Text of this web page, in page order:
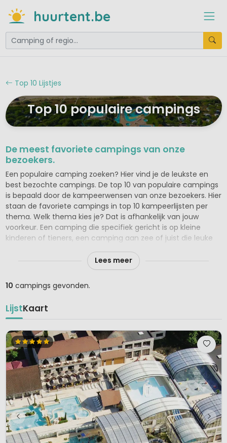
huurtent.be
Top 10 Lijstjes
Top 10 populaire campings
De meest favoriete campings van onze
bezoekers.
Een populaire camping zoeken? Hier vind je de leukste en
best bezochte campings. De top 10 van populaire campings
is bepaald door de kampeerwensen van onze bezoekers. Hier
staan de favoriete campings in top 10 kampeerlijsten per
thema. Welk thema kies je? Dat is afhankelijk van jouw
voorkeur. Een camping die specifiek gericht is op kleine
kinderen of tieners, een camping aan zee of juist die leuke
Let op! Deze top 10 campings zijn erg populair en vaak al
vroeg in het kampeerseizoen volgeboekt.
Gelukkig is iedere top 10 lijst verlengd en kun je nu vaak ook
de 15 favoriete campings per thema bekijken. Wacht niet te
want de kans is groot dat er geen plaats meer is in het
hoogseizoen!
Lees meer
10 campings gevonden.
LijstKaart